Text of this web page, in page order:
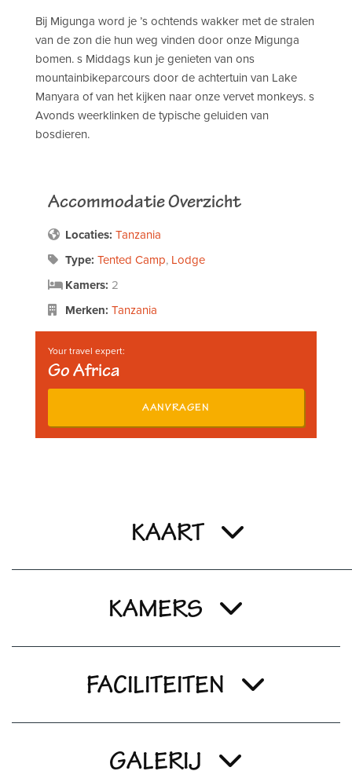
Bij Migunga word je ’s ochtends wakker met de stralen
van de zon die hun weg vinden door onze Migunga
bomen. s Middags kun je genieten van ons
mountainbikeparcours door de achtertuin van Lake
Manyara of van het kijken naar onze vervet monkeys. s
Avonds weerklinken de typische geluiden van
bosdieren.
Accommodatie Overzicht
Locaties: Tanzania
Type: Tented Camp, Lodge
Kamers: 2
Merken: Tanzania
Your travel expert:
Go Africa
AANVRAGEN
KAART
KAMERS
FACILITEITEN
GALERIJ